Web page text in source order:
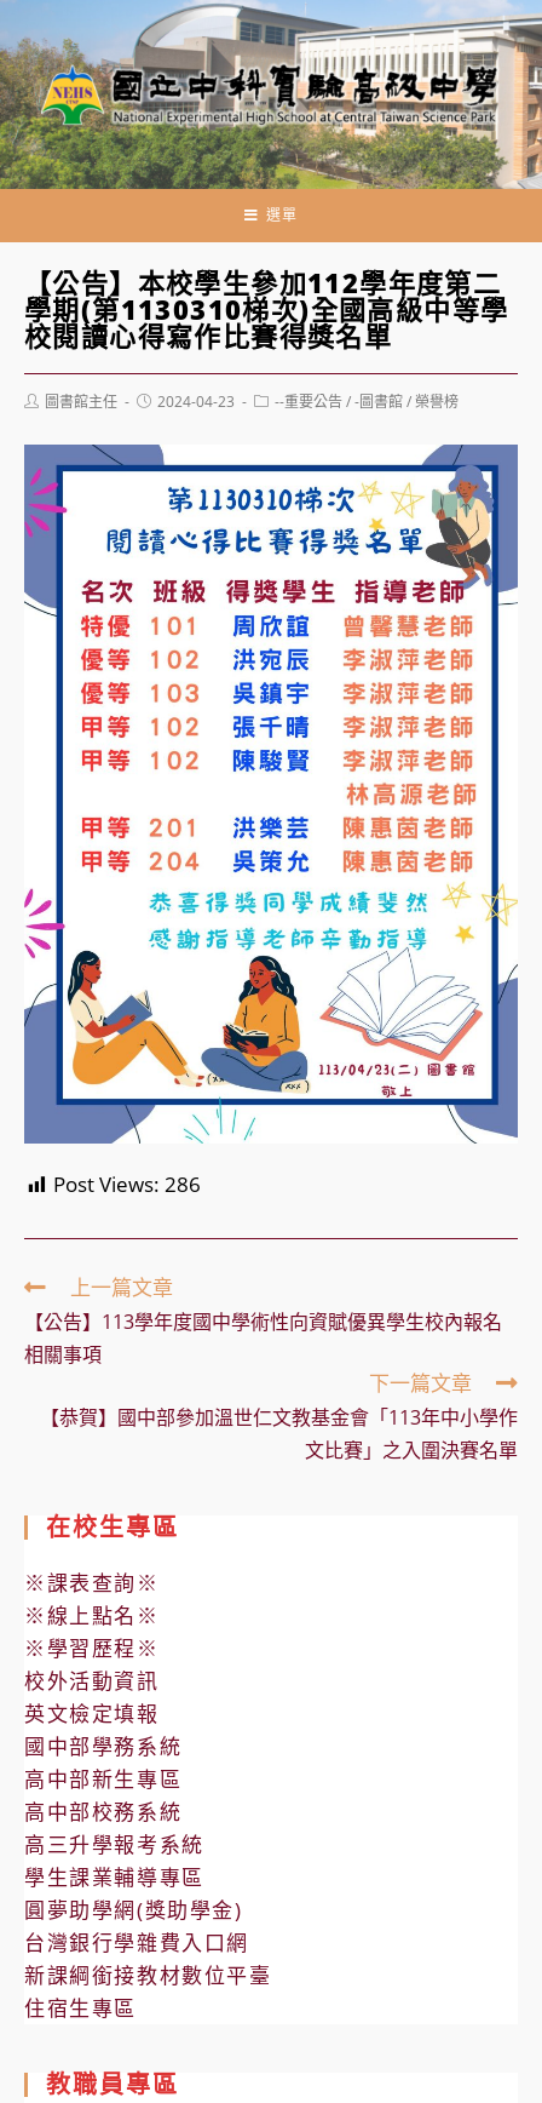
轉
至
主
要
內
選單
【公告】本校學生參加112學年度第二
學期(第1130310梯次)全國高級中等學
校閱讀心得寫作比賽得獎名單
Post圖書館主任
Post2024-04-23
Post--重要公告/-圖書館/榮譽榜
Post Views: 286
Read
more
articles
上一篇文章
【公告】113學年度國中學術性向資賦優異學生校內報名
相關事項
下一篇文章
【恭賀】國中部參加溫世仁文教基金會「113年中小學作
文比賽」之入圍決賽名單
在校生專區
※課表查詢※
※線上點名※
※學習歷程※
校外活動資訊
英文檢定填報
國中部學務系統
高中部新生專區
高中部校務系統
高三升學報考系統
學生課業輔導專區
圓夢助學網(獎助學金)
台灣銀行學雜費入口網
新課綱銜接教材數位平臺
住宿生專區
教職員專區